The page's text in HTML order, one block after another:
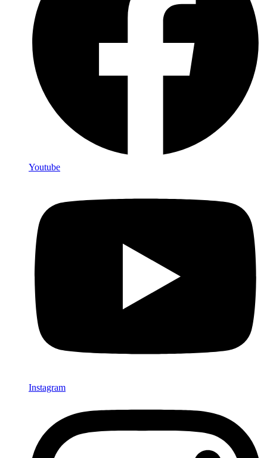
Youtube
Instagram